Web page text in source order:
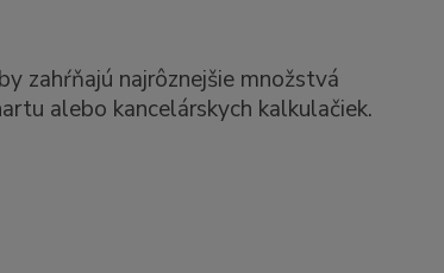
zahŕňajú najrôznejšie množstvá
alebo kancelárskych kalkulačiek.